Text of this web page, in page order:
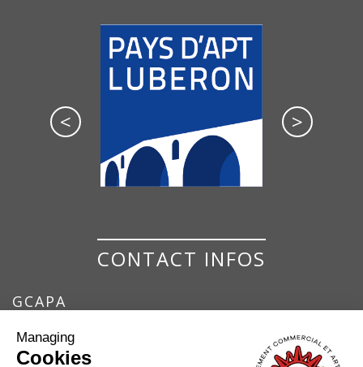
< >
CONTACT INFOS
GCAPA
DU PAYS D'APT
Managing
Cookies